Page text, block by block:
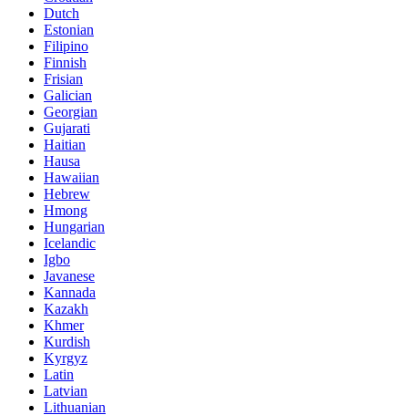
Dutch
Estonian
Filipino
Finnish
Frisian
Galician
Georgian
Gujarati
Haitian
Hausa
Hawaiian
Hebrew
Hmong
Hungarian
Icelandic
Igbo
Javanese
Kannada
Kazakh
Khmer
Kurdish
Kyrgyz
Latin
Latvian
Lithuanian